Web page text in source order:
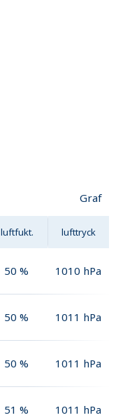
Graf
luftfukt. lufttryck
50 % 1010 hPa
50 % 1011 hPa
50 % 1011 hPa
51 % 1011 hPa